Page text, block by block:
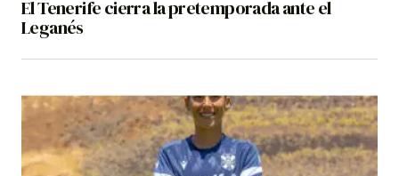
El Tenerife cierra la pretemporada ante el
Leganés